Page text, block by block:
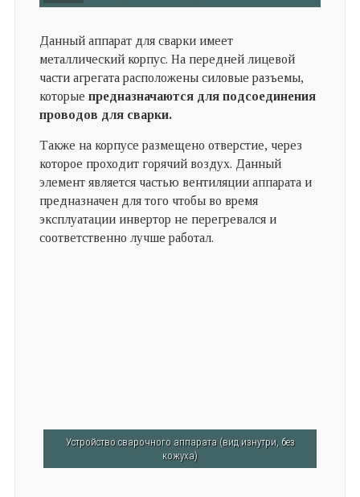
Данный аппарат для сварки имеет
металлический корпус. На передней лицевой
части агрегата расположены силовые разъемы,
которые предназначаются для подсоединения
проводов для сварки.
Также на корпусе размещено отверстие, через
которое проходит горячий воздух. Данный
элемент является частью вентиляции аппарата и
предназначен для того чтобы во время
эксплуатации инвертор не перегревался и
соответственно лучше работал.
Устройство сварочного аппарата (вид изнутри, без
кожуха)